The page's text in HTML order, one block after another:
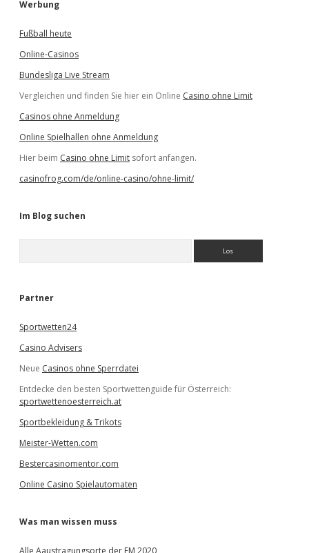
Werbung
Fußball heute
Online-Casinos
Bundesliga Live Stream
Vergleichen und finden Sie hier ein Online Casino ohne Limit
Casinos ohne Anmeldung
Online Spielhallen ohne Anmeldung
Hier beim Casino ohne Limit sofort anfangen.
casinofrog.com/de/online-casino/ohne-limit/
Im Blog suchen
e
Partner
Sportwetten24
Casino Advisers
Neue Casinos ohne Sperrdatei
Entdecke den besten Sportwettenguide für Österreich:
sportwettenoesterreich.at
Sportbekleidung & Trikots
Meister-Wetten.com
Bestercasinomentor.com
Online Casino Spielautomaten
Was man wissen muss
Alle Aaustragungsorte der EM 2020